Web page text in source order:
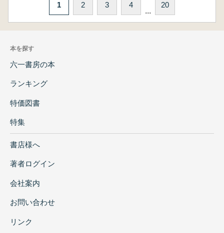
1 2 3 4
...
20
本を探す
六一書房の本
ランキング
特価図書
特集
書店様へ
著者ログイン
会社案内
お問い合わせ
リンク